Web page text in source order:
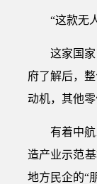
“这款无
这家国
府了解后，
动机，其他
有着中
造产业示范
地方民企的“